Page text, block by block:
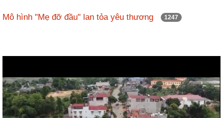
Mô hình "Mẹ đỡ đầu" lan tỏa yêu thương 1247